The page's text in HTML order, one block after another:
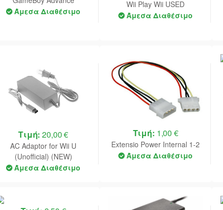
UNBOXED
Άμεσα Διαθέσιμο
Wii Play Wii USED
Άμεσα Διαθέσιμο
Τιμή:20,00 €
AC Adaptor for Wii U
(Unofficial) (NEW)
Άμεσα Διαθέσιμο
Τιμή: 1,00 €
Extensio Power Internal 1-2
Άμεσα Διαθέσιμο